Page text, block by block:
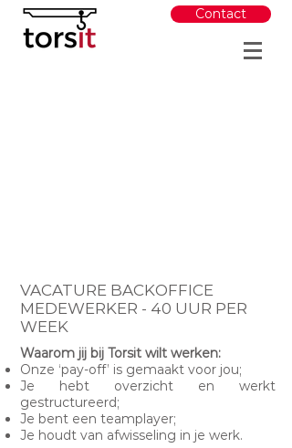
Contact
VACATURE BACKOFFICE
MEDEWERKER - 40 UUR PER
WEEK
Waarom jij bij Torsit wilt werken:
Onze ‘pay-off’ is gemaakt voor jou;
Je hebt overzicht en werkt
gestructureerd;
Je bent een teamplayer;
Je houdt van afwisseling in je werk.